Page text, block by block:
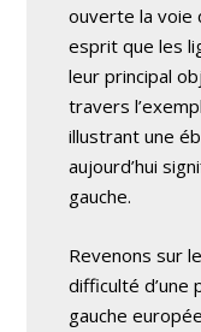
ouverte la voie
esprit que les
leur principal
travers
illustrant une
aujourd’hui
gauche.
Revenons sur
difficulté d’une
gauche